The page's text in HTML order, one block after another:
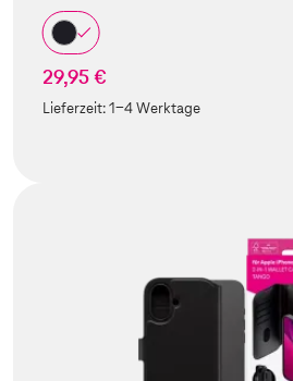
29,95 €
Lieferzeit:1-4 Werktage